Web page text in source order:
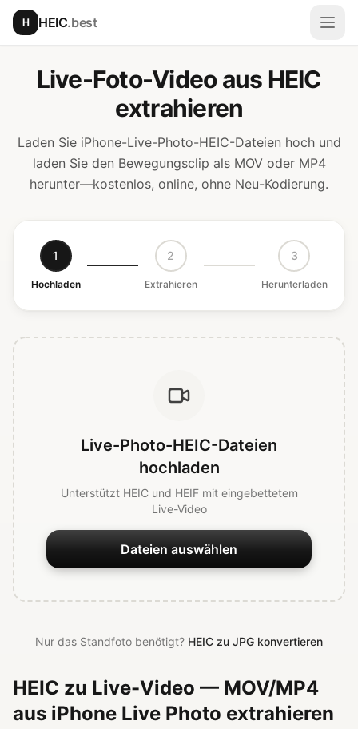
Zum Hauptinhalt springen
H HEIC.best
Live-Foto-Video aus HEIC
extrahieren
Laden Sie iPhone-Live-Photo-HEIC-Dateien hoch und
laden Sie den Bewegungsclip als MOV oder MP4
herunter—kostenlos, online, ohne Neu-Kodierung.
1
Hochladen
2
Extrahieren
3
Herunterladen
Live-Photo-HEIC-Dateien
hochladen
Unterstützt HEIC und HEIF mit eingebettetem
Live-Video
Dateien auswählen
Nur das Standfoto benötigt? HEIC zu JPG konvertieren
HEIC zu Live-Video — MOV/MP4
aus iPhone Live Photo extrahieren